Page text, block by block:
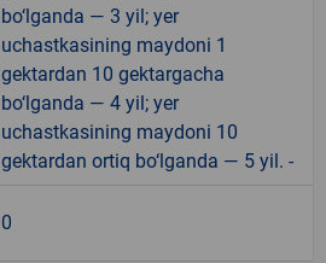
bo‘lganda — 3 yil; yer
uchastkasining maydoni 1
gektardan 10 gektargacha
bo‘lganda — 4 yil; yer
uchastkasining maydoni 10
gektardan ortiq bo‘lganda — 5 yil. -
0